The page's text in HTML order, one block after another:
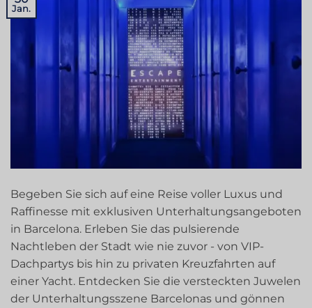
Jan.
Begeben Sie sich auf eine Reise voller Luxus und
Raffinesse mit exklusiven Unterhaltungsangeboten
in Barcelona. Erleben Sie das pulsierende
Nachtleben der Stadt wie nie zuvor - von VIP-
Dachpartys bis hin zu privaten Kreuzfahrten auf
einer Yacht. Entdecken Sie die versteckten Juwelen
der Unterhaltungsszene Barcelonas und gönnen